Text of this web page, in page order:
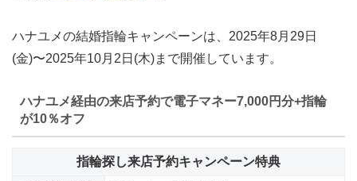
ハナユメの結婚指輪キャンペーンは、 2025年8月29日
(金)〜2025年10月2日(木)まで開催 しています。
ハナユメ経由の来店予約で電子マネー7,000円分+指輪
が10％オフ
指輪探し来店予約キャンペーン特典